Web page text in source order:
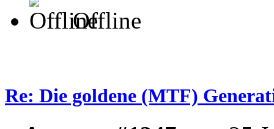
Offline
Re: Die goldene (MTF)